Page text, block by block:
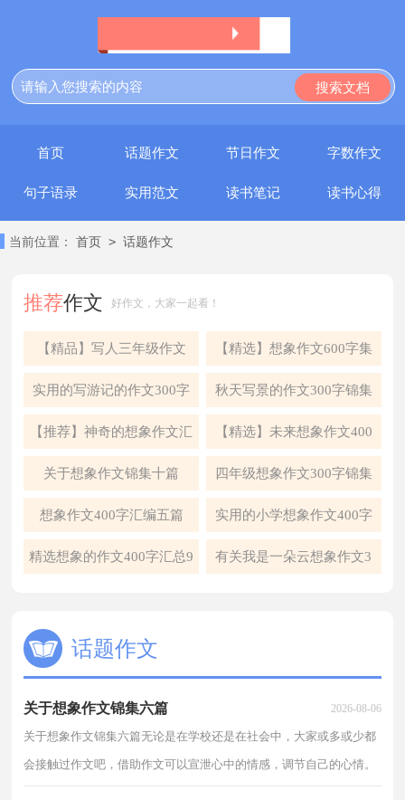
首页 话题作文 节日作文 字数作文
句子语录 实用范文 读书笔记 读书心得
当前位置： 首页 > 话题作文
推荐作文 好作文，大家一起看！
【精品】写人三年级作文
300字汇编九篇
【精选】想象作文600字集
锦6篇
实用的写游记的作文300字
集合5篇
秋天写景的作文300字锦集
八篇
【推荐】神奇的想象作文汇
总7篇
【精选】未来想象作文400
字三篇
关于想象作文锦集十篇 四年级想象作文300字锦集
十篇
想象作文400字汇编五篇 实用的小学想象作文400字
四篇
精选想象的作文400字汇总9 有关我是一朵云想象作文3
话题作文
关于想象作文锦集六篇 2026-08-06
关于想象作文锦集六篇无论是在学校还是在社会中，大家或多或少都
会接触过作文吧，借助作文可以宣泄心中的情感，调节自己的心情。